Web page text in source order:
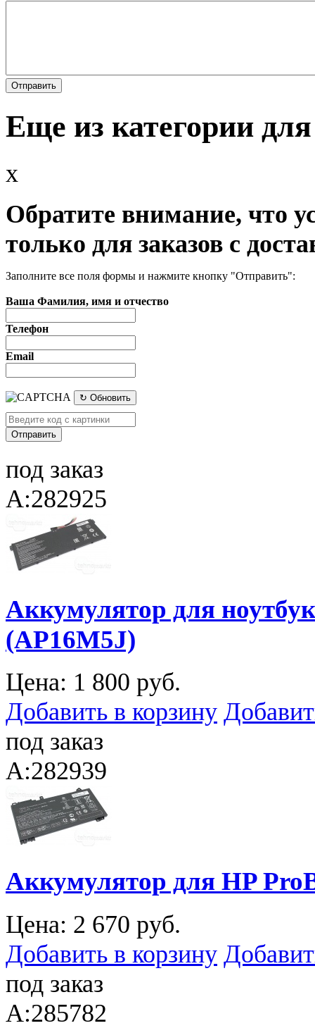
Еще из категории
x
Обратите внимание, что
только для заказов с
Заполните все поля формы и нажмите кнопку "Отправить":
Ваша Фамилия, имя и отчество
Телефон
Email
↻ Обновить
под заказ
A:282925
Аккумулятор для
(AP16M5J)
Цена: 1 800 руб.
Добавить в корзину
под заказ
A:282939
Аккумулятор для HP
Цена: 2 670 руб.
Добавить в корзину
под заказ
A:285782